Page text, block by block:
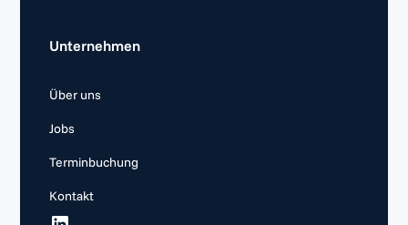
Unternehmen
Über uns
Jobs
Terminbuchung
Kontakt